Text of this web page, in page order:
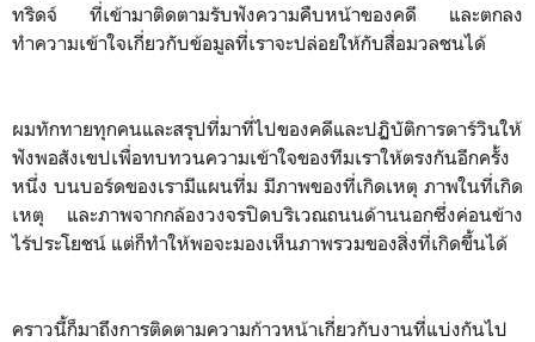
ทริดจ์ ที่เข้ามาติดตามรับฟังความคืบหน้าของคดี และตกลง
ทำความเข้าใจเกี่ยวกับข้อมูลที่เราจะปล่อยให้กับสื่อมวลชนได้
ผมทักทายทุกคนและสรุปที่มาที่ไปของคดีและปฏิบัติการดาร์วินให้
ฟังพอสังเขปเพื่อทบทวนความเข้าใจของทีมเราให้ตรงกันอีกครั้ง
หนึ่ง บนบอร์ดของเรามีแผนที่ม มีภาพของที่เกิดเหตุ ภาพในที่เกิด
เหตุ และภาพจากกล้องวงจรปิดบริเวณถนนด้านนอกซึ่งค่อนข้าง
ไร้ประโยชน์ แต่ก็ทำให้พอจะมองเห็นภาพรวมของสิ่งที่เกิดขึ้นได้
คราวนี้ก็มาถึงการติดตามความก้าวหน้าเกี่ยวกับงานที่แบ่งกันไป